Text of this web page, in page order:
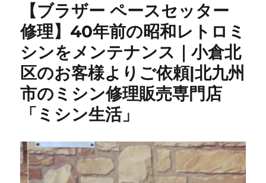
【ブラザー ペースセッター
修理】40年前の昭和レトロミ
シンをメンテナンス｜小倉北
区のお客様よりご依頼|北九州
市のミシン修理販売専門店
「ミシン生活」